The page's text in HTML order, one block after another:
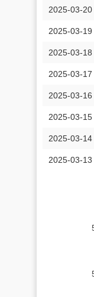
2025-03-20
2025-03-19
2025-03-18
2025-03-17
2025-03-16
2025-03-15
2025-03-14
2025-03-13